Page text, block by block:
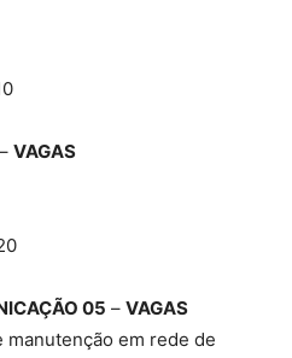
– VAGAS
05 – VAGAS
manutenção em rede de